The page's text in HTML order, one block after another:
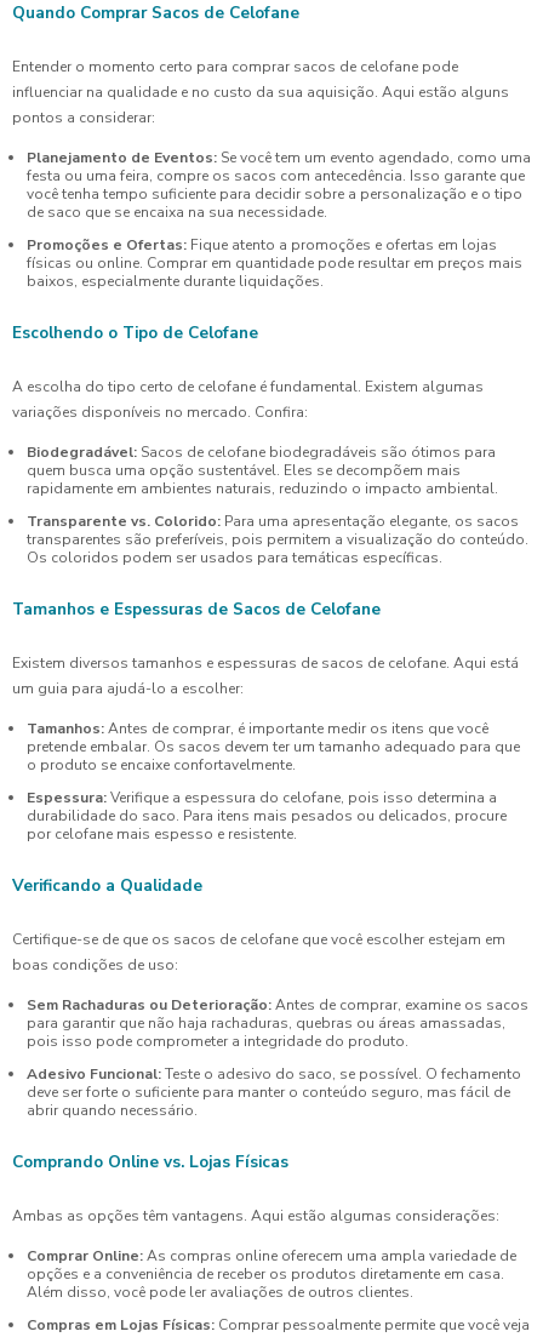
Quando Comprar Sacos de Celofane
Entender o momento certo para comprar sacos de celofane pode
influenciar na qualidade e no custo da sua aquisição. Aqui estão alguns
pontos a considerar:
Planejamento de Eventos: Se você tem um evento agendado, como uma
festa ou uma feira, compre os sacos com antecedência. Isso garante que
você tenha tempo suficiente para decidir sobre a personalização e o tipo
de saco que se encaixa na sua necessidade.
Promoções e Ofertas: Fique atento a promoções e ofertas em lojas
físicas ou online. Comprar em quantidade pode resultar em preços mais
baixos, especialmente durante liquidações.
Escolhendo o Tipo de Celofane
A escolha do tipo certo de celofane é fundamental. Existem algumas
variações disponíveis no mercado. Confira:
Biodegradável: Sacos de celofane biodegradáveis são ótimos para
quem busca uma opção sustentável. Eles se decompõem mais
rapidamente em ambientes naturais, reduzindo o impacto ambiental.
Transparente vs. Colorido: Para uma apresentação elegante, os sacos
transparentes são preferíveis, pois permitem a visualização do conteúdo.
Os coloridos podem ser usados para temáticas específicas.
Tamanhos e Espessuras de Sacos de Celofane
Existem diversos tamanhos e espessuras de sacos de celofane. Aqui está
um guia para ajudá-lo a escolher:
Tamanhos:Antes de comprar, é importante medir os itens que você
pretende embalar. Os sacos devem ter um tamanho adequado para que
o produto se encaixe confortavelmente.
Espessura:Verifique a espessura do celofane, pois isso determina a
durabilidade do saco. Para itens mais pesados ou delicados, procure
por celofane mais espesso e resistente.
Verificando a Qualidade
Certifique-se de que os sacos de celofane que você escolher estejam em
boas condições de uso:
Sem Rachaduras ou Deterioração:Antes de comprar, examine os sacos
para garantir que não haja rachaduras, quebras ou áreas amassadas,
pois isso pode comprometer a integridade do produto.
Adesivo Funcional:Teste o adesivo do saco, se possível. O fechamento
deve ser forte o suficiente para manter o conteúdo seguro, mas fácil de
abrir quando necessário.
Comprando Online vs. Lojas Físicas
Ambas as opções têm vantagens. Aqui estão algumas considerações:
Comprar Online:As compras online oferecem uma ampla variedade de
opções e a conveniência de receber os produtos diretamente em casa.
Além disso, você pode ler avaliações de outros clientes.
Compras em Lojas Físicas: Comprar pessoalmente permite que você veja